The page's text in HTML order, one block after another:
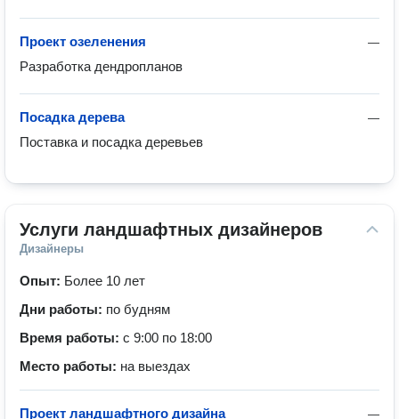
—
Проект озеленения
Разработка дендропланов
—
Посадка дерева
Поставка и посадка деревьев
Услуги ландшафтных дизайнеров
Дизайнеры
Опыт: Более 10 лет
Дни работы: по будням
Время работы: с 9:00 по 18:00
Место работы: на выездах
—
Проект ландшафтного дизайна